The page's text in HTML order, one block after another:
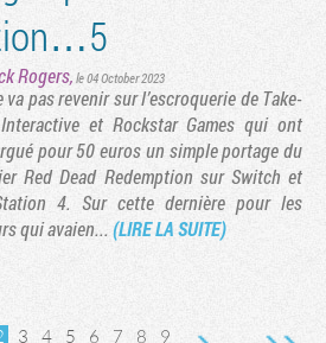
Rogers, le 04 October 2023
va pas revenir sur l’escroquerie de Take-
et Rockstar Games qui ont
pour 50 euros un simple portage du
Red Dead Redemption sur Switch et
4. Sur cette dernière pour les
qui avaien... (LIRE LA SUITE)
3 4 5 6 7 8 9